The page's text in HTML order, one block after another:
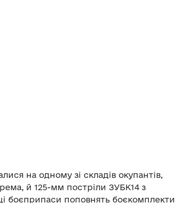
на одному зі складів окупантів,
й 125-мм постріли ЗУБК14 з
боєприпаси поповнять боєкомплекти